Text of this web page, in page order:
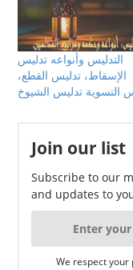
التدليس وأنواعه تدليس
الإسقاط، تدليس القطع،
التسوية تدليس الشيوخ
Join our list
Subscribe to our
and updates to
We respect